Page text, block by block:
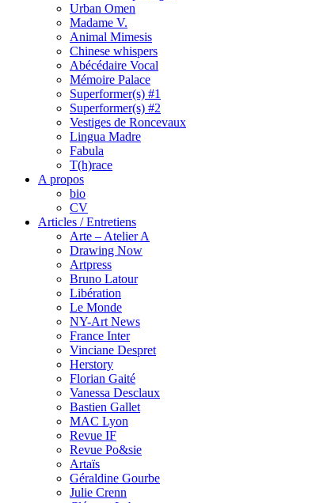
Urban Omen
Madame V.
Animal Mimesis
Chinese whispers
Abécédaire Vocal
Mémoire Palace
Superformer(s) #1
Superformer(s) #2
Vestiges de Roncevaux
Lingua Madre
Fabula
T(h)race
A propos
bio
CV
Articles / Entretiens
Arte – Atelier A
Drawing Now
Artpress
Bruno Latour
Libération
Le Monde
NY-Art News
France Inter
Vinciane Despret
Herstory
Florian Gaité
Vanessa Desclaux
Bastien Gallet
MAC Lyon
Revue IF
Revue Po&sie
Artaïs
Géraldine Gourbe
Julie Crenn